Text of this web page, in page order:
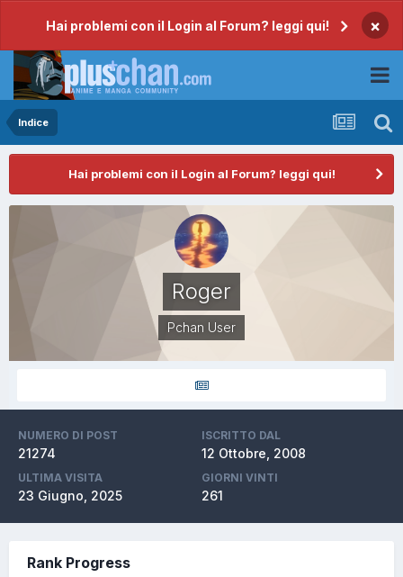
Hai problemi con il Login al Forum? leggi qui! ×
Indice
Hai problemi con il Login al Forum? leggi qui!
Roger
Pchan User
NUMERO DI POST
21274
ISCRITTO DAL
12 Ottobre, 2008
ULTIMA VISITA
23 Giugno, 2025
GIORNI VINTI
261
Rank Progress